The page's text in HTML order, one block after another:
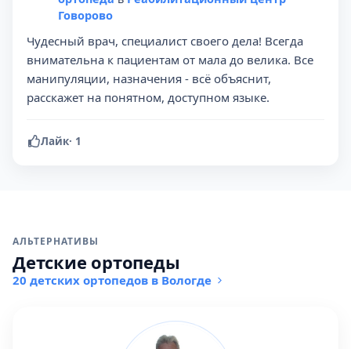
Говорово
Чудесный врач, специалист своего дела! Всегда
внимательна к пациентам от мала до велика. Все
манипуляции, назначения - всё объяснит,
расскажет на понятном, доступном языке.
Лайк· 1
АЛЬТЕРНАТИВЫ
Детские ортопеды
20 детских ортопедов в Вологде